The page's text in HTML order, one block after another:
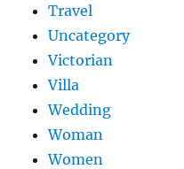
Travel
Uncategory
Victorian
Villa
Wedding
Woman
Women